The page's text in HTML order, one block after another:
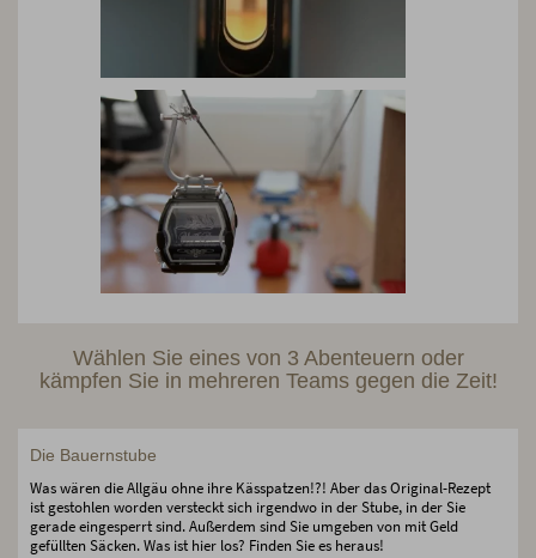
Wählen Sie eines von 3 Abenteuern oder
kämpfen Sie in mehreren Teams gegen die Zeit!
Die Bauernstube
Was wären die Allgäu ohne ihre Kässpatzen!?! Aber das Original-Rezept
ist gestohlen worden versteckt sich irgendwo in der Stube, in der Sie
gerade eingesperrt sind. Außerdem sind Sie umgeben von mit Geld
gefüllten Säcken. Was ist hier los? Finden Sie es heraus!